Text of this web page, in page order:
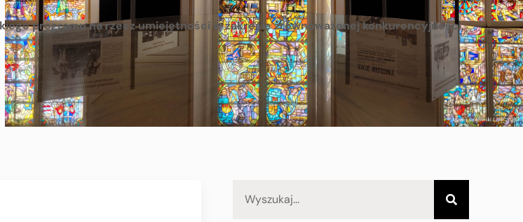
programu na rzecz umiejętności w zakresie zrównoważonej konkurencyjności,